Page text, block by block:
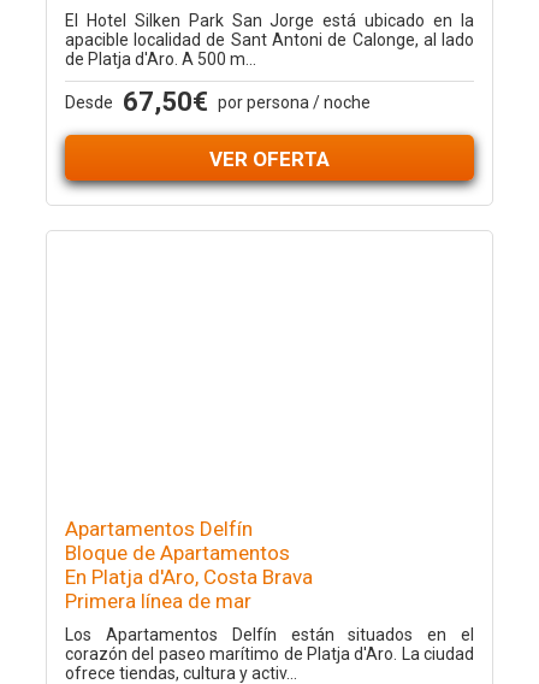
El Hotel Silken Park San Jorge está ubicado en la
apacible localidad de Sant Antoni de Calonge, al lado
de Platja d'Aro. A 500 m...
Desde 67,50€ por persona / noche
VER OFERTA
Apartamentos Delfín
Bloque de Apartamentos
En Platja d'Aro, Costa Brava
Primera línea de mar
Los Apartamentos Delfín están situados en el
corazón del paseo marítimo de Platja d'Aro. La ciudad
ofrece tiendas, cultura y activ...